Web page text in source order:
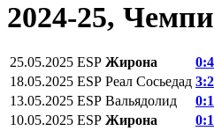
2024-25,
25.05.2025 ESP Жирона 0:4
18.05.2025 ESP Реал Сосьедад 3:2
13.05.2025 ESP Вальядолид 0:1
10.05.2025 ESP Жирона 0:1